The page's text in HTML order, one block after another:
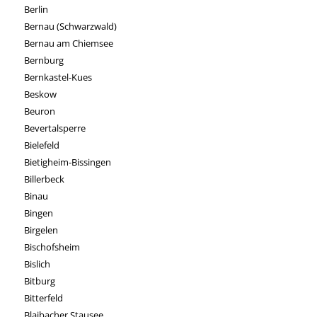
Berlin
Bernau (Schwarzwald)
Bernau am Chiemsee
Bernburg
Bernkastel-Kues
Beskow
Beuron
Bevertalsperre
Bielefeld
Bietigheim-Bissingen
Billerbeck
Binau
Bingen
Birgelen
Bischofsheim
Bislich
Bitburg
Bitterfeld